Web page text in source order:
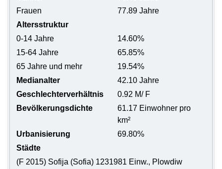
Frauen
77.89 Jahre
Altersstruktur
0-14 Jahre
14.60%
15-64 Jahre
65.85%
65 Jahre und mehr
19.54%
Medianalter
42.10 Jahre
Geschlechterverhältnis
0.92 M/ F
Bevölkerungsdichte
61.17 Einwohner pro
km²
Urbanisierung
69.80%
Städte
(F 2015) Sofija (Sofia) 1231981 Einw., Plowdiw